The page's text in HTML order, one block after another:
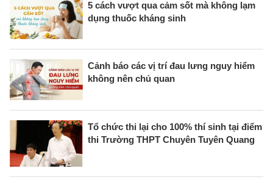
5 cách vượt qua cảm sốt mà không lạm
dụng thuốc kháng sinh
Cảnh báo các vị trí đau lưng nguy hiểm
không nên chủ quan
Tổ chức thi lại cho 100% thí sinh tại điểm
thi Trường THPT Chuyên Tuyên Quang